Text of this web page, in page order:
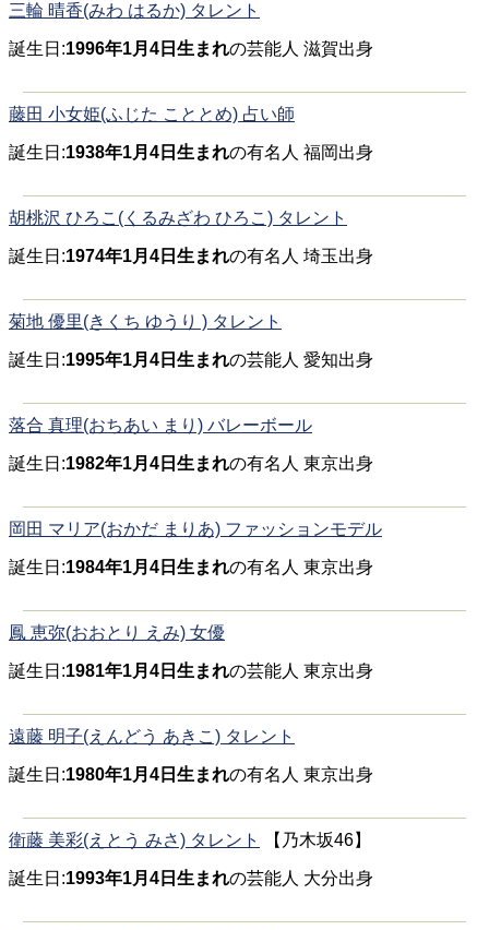
三輪 晴香(みわ はるか) タレント
誕生日:1996年1月4日生まれの芸能人 滋賀出身
藤田 小女姫(ふじた こととめ) 占い師
誕生日:1938年1月4日生まれの有名人 福岡出身
胡桃沢 ひろこ(くるみざわ ひろこ) タレント
誕生日:1974年1月4日生まれの有名人 埼玉出身
菊地 優里(きくち ゆうり ) タレント
誕生日:1995年1月4日生まれの芸能人 愛知出身
落合 真理(おちあい まり) バレーボール
誕生日:1982年1月4日生まれの有名人 東京出身
岡田 マリア(おかだ まりあ) ファッションモデル
誕生日:1984年1月4日生まれの有名人 東京出身
鳳 恵弥(おおとり えみ) 女優
誕生日:1981年1月4日生まれの芸能人 東京出身
遠藤 明子(えんどう あきこ) タレント
誕生日:1980年1月4日生まれの有名人 東京出身
衛藤 美彩(えとう みさ) タレント 【乃木坂46】
誕生日:1993年1月4日生まれの芸能人 大分出身